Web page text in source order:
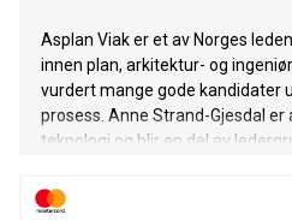
Asplan Viak er et av Norges
innen plan, arkitektur- og
vurdert mange gode kandidater
prosess. Anne Strand-Gjesdal
teknologi og blir en del av